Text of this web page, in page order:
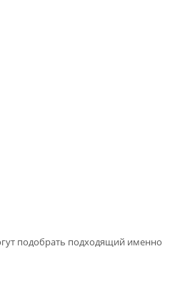
подобрать подходящий именно